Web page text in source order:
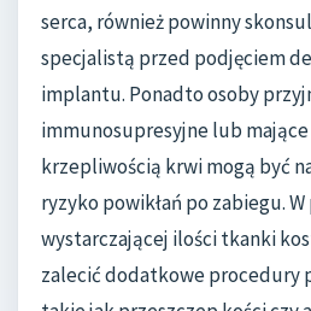
serca, również powinny
specjalistą przed podjęciem
implantu. Ponadto osoby
immunosupresyjne lub
krzepliwością krwi mogą być
ryzyko powikłań po zabiegu.
wystarczającej ilości tkanki
zalecić dodatkowe procedury